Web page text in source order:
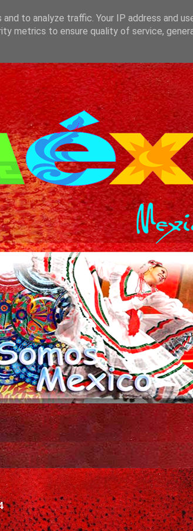
to analyze traffic. Your IP address and
metrics to ensure quality of service,